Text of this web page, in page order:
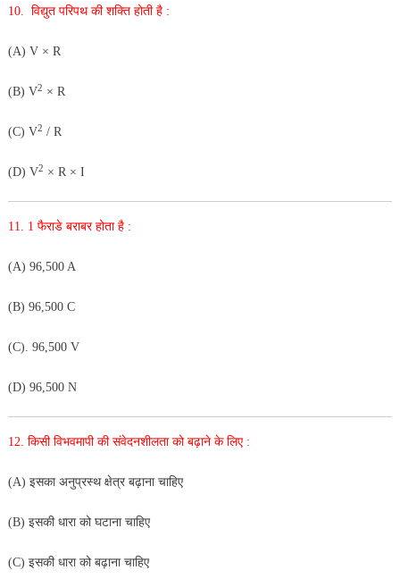
10. विद्युत परिपथ की शक्ति होती है :
(A) V × R
(B) V2 × R
(C) V2 / R
(D) V2 × R × I
11. 1 फैराडे बराबर होता है :
(A) 96,500 A
(B) 96,500 C
(C). 96,500 V
(D) 96,500 N
12. किसी विभवमापी की संवेदनशीलता को बढ़ाने के लिए :
(A) इसका अनुप्रस्थ क्षेत्र बढ़ाना चाहिए
(B) इसकी धारा को घटाना चाहिए
(C) इसकी धारा को बढ़ाना चाहिए